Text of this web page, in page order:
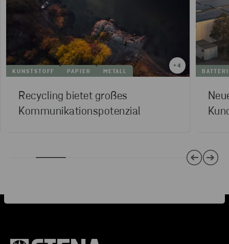
+4
KUNSTSTOFF
PAPIER METALL
Recycling bietet großes
Kommunikationspotenzial